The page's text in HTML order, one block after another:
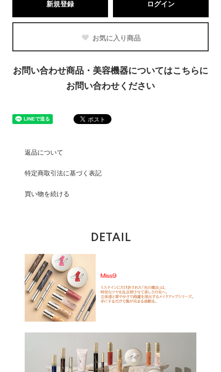
新規登録 ログイン
お気に入り商品
お問い合わせ商品・美容機器についてはこちらに
お問い合わせください
返品について
特定商取引法に基づく表記
買い物を続ける
DETAIL